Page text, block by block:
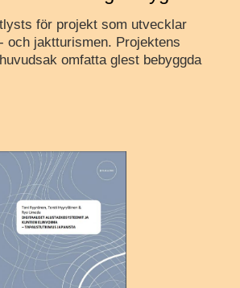
för projekt som utvecklar
och jaktturismen. Projektens
omfatta glest bebyggda